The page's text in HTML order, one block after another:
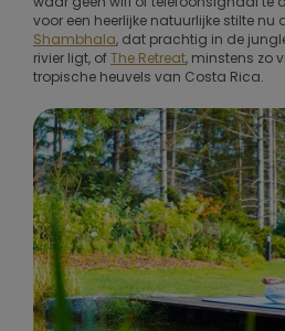
voor een heerlijke natuurlijke stilte nu
Shambhala, dat prachtig in de
rivier ligt, ofThe Retreat, minstens zo
tropische heuvels van Costa Rica.